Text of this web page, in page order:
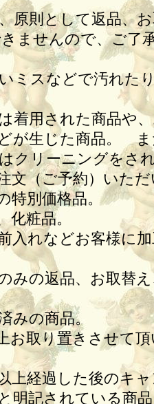
原則として返品、
ませんので、ご了
ミスなどで汚れた
着用された商品や
が生じた商品。
クリーニングをさ
文（ご予約）いた
特別価格品。
化粧品。
入れなどお客様に
みの返品、お取替
みの商品。
お取り置きさせて
上経過した後のキ
明記されている商